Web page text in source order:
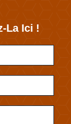
La Ici !